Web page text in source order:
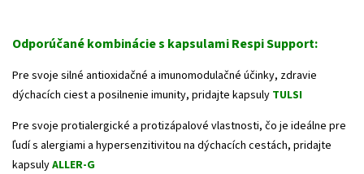
Odporúčané kombinácie s kapsulami Respi Support:
Pre svoje silné antioxidačné a imunomodulačné účinky, zdravie
dýchacích ciest a posilnenie imunity, pridajte kapsuly TULSI
Pre svoje protialergické a protizápalové vlastnosti, čo je ideálne pre
ľudí s alergiami a hypersenzitivitou na dýchacích cestách, pridajte
kapsulyALLER-G